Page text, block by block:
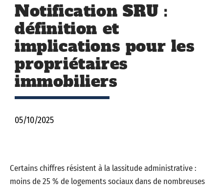
Notification SRU :
définition et
implications pour les
propriétaires
immobiliers
05/10/2025
Certains chiffres résistent à la lassitude administrative :
moins de 25 % de logements sociaux dans de nombreuses